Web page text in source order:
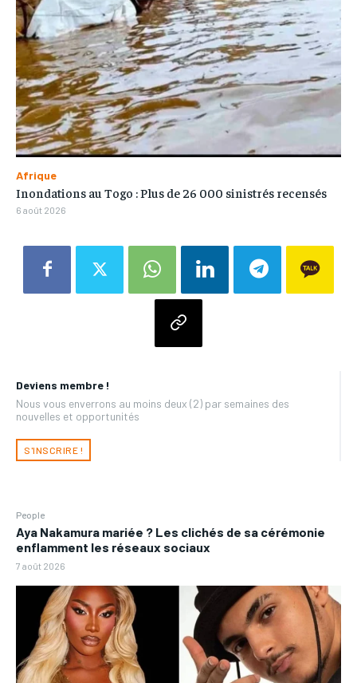
Deviens membre !
Nous vous enverrons au moins deux (2) par semaines des
nouvelles et opportunités
S'INSCRIRE !
People
Aya Nakamura mariée ? Les clichés de sa cérémonie
enflamment les réseaux sociaux
7 août 2026
Afrique
Inondations au Togo : Plus de 26 000 sinistrés recensés
6 août 2026